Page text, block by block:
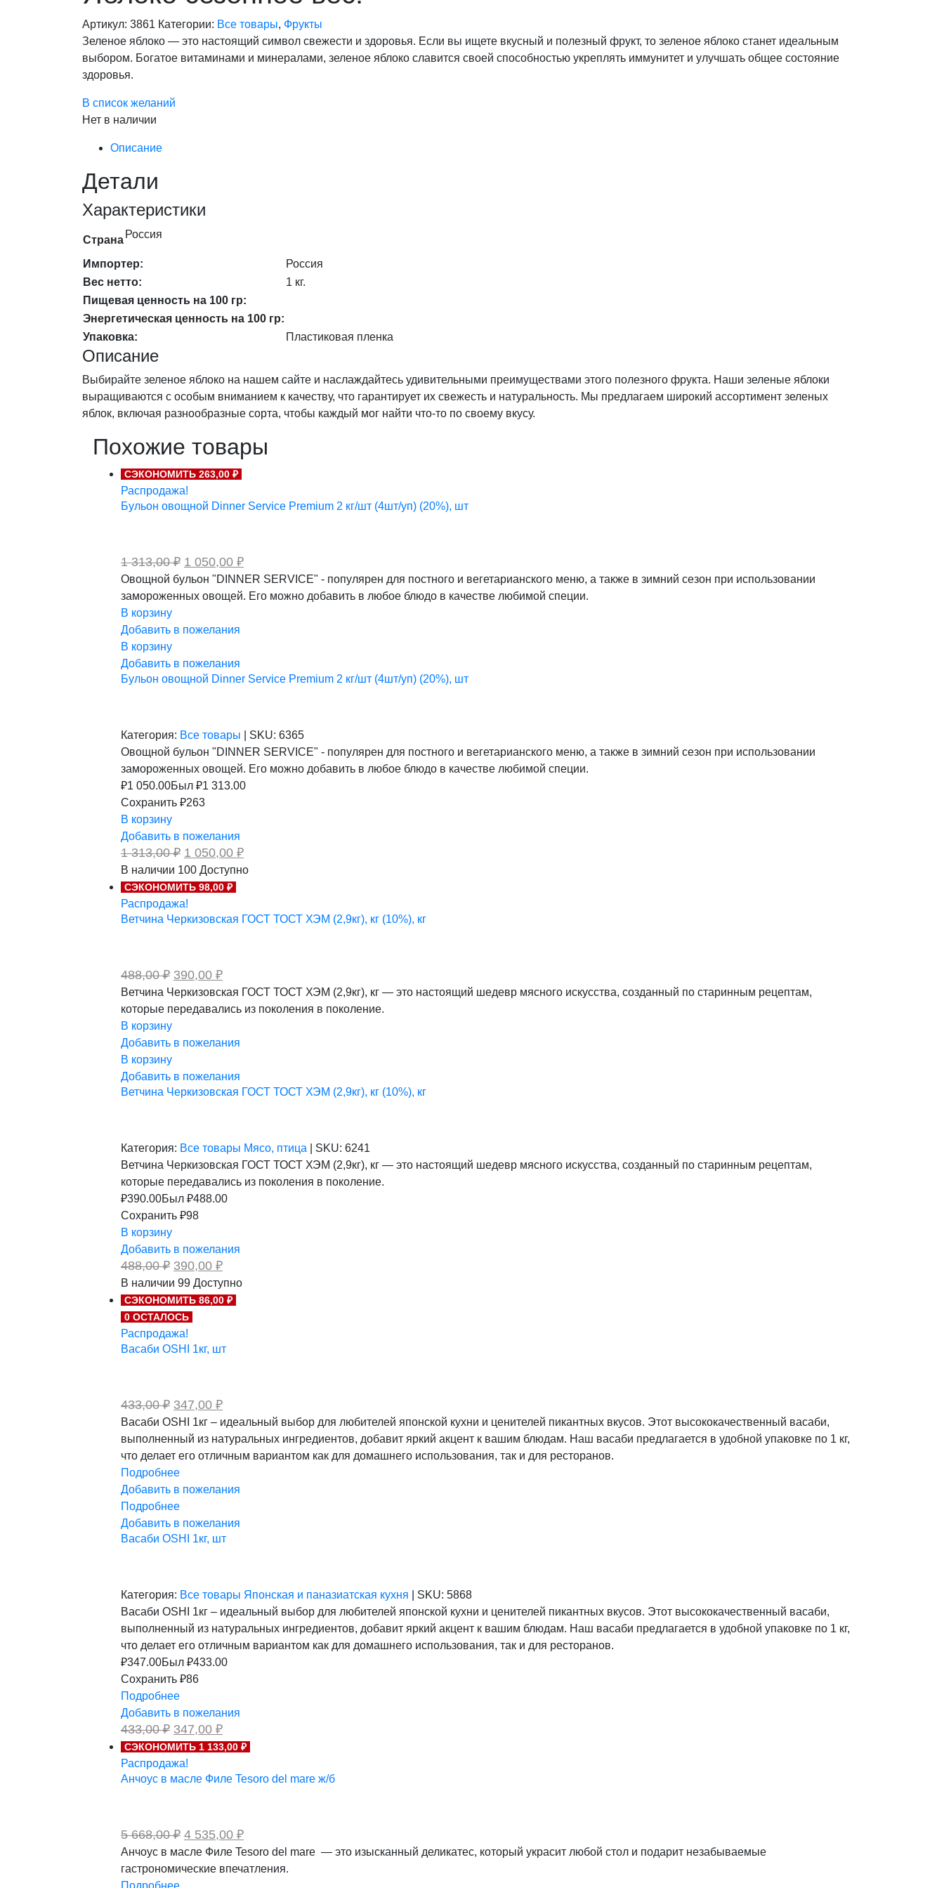
Артикул: 3861 Категории: Все товары, Фрукты
Зеленое яблоко — это настоящий символ свежести и здоровья. Если вы ищете вкусный и полезный фрукт, то зеленое яблоко станет идеальным
выбором. Богатое витаминами и минералами, зеленое яблоко славится своей способностью укреплять иммунитет и улучшать общее состояние
здоровья.
В список желаний
Нет в наличии
Описание
Детали
Характеристики
Страна Россия
Импортер:
Россия
Вес нетто:
1 кг.
Пищевая ценность на 100 гр:
Энергетическая ценность на 100 гр:
Упаковка:
Пластиковая пленка
Описание
Выбирайте зеленое яблоко на нашем сайте и наслаждайтесь удивительными преимуществами этого полезного фрукта. Наши зеленые яблоки
выращиваются с особым вниманием к качеству, что гарантирует их свежесть и натуральность. Мы предлагаем широкий ассортимент зеленых
яблок, включая разнообразные сорта, чтобы каждый мог найти что-то по своему вкусу.
Похожие товары
СЭКОНОМИТЬ 263,00 ₽
Распродажа!
Бульон овощной Dinner Service Premium 2 кг/шт (4шт/уп) (20%), шт
1 313,00₽ Первоначальная
цена
составляла
1
1 050,00 ₽Текущая
цена:
1
050,00 ₽.
Овощной бульон "DINNER SERVICE" - популярен для постного и вегетарианского меню, а также в зимний сезон при использовании
замороженных овощей. Его можно добавить в любое блюдо в качестве любимой специи.
В корзину
Добавить в пожелания
В корзину
Добавить в пожелания
Бульон овощной Dinner Service Premium 2 кг/шт (4шт/уп) (20%), шт
Категория: Все товары SKU: 6365
Овощной бульон "DINNER SERVICE" - популярен для постного и вегетарианского меню, а также в зимний сезон при использовании
замороженных овощей. Его можно добавить в любое блюдо в качестве любимой специи.
₽1 050.00Был ₽1 313.00
Сохранить ₽263
В корзину
Добавить в пожелания
1 313,00₽ Первоначальная
цена
составляла
1
313,00 ₽.
1 050,00 ₽Текущая
цена:
1
В наличии 100 Доступно
СЭКОНОМИТЬ 98,00 ₽
Распродажа!
Ветчина Черкизовская ГОСТ ТОСТ ХЭМ (2,9кг), кг (10%), кг
488,00₽ Первоначальная
цена
составляла
488,00 ₽.
390,00 ₽Текущая
цена:
390,00 ₽.
Ветчина Черкизовская ГОСТ ТОСТ ХЭМ (2,9кг), кг — это настоящий шедевр мясного искусства, созданный по старинным рецептам,
которые передавались из поколения в поколение.
В корзину
Добавить в пожелания
В корзину
Добавить в пожелания
Ветчина Черкизовская ГОСТ ТОСТ ХЭМ (2,9кг), кг (10%), кг
Категория: Все товары Мясо, птица SKU: 6241
Ветчина Черкизовская ГОСТ ТОСТ ХЭМ (2,9кг), кг — это настоящий шедевр мясного искусства, созданный по старинным рецептам,
которые передавались из поколения в поколение.
₽390.00Был ₽488.00
Сохранить ₽98
В корзину
Добавить в пожелания
488,00₽ Первоначальная
цена
составляла
488,00 ₽.
390,00 ₽Текущая
цена:
390,00 ₽.
В наличии 99 Доступно
СЭКОНОМИТЬ 86,00 ₽
0 ОСТАЛОСЬ
Распродажа!
Васаби OSHI 1кг, шт
433,00₽ Первоначальная
цена
составляла
433,00 ₽.
347,00 ₽Текущая
цена:
347,00 ₽.
Васаби OSHI 1кг – идеальный выбор для любителей японской кухни и ценителей пикантных вкусов. Этот высококачественный васаби,
выполненный из натуральных ингредиентов, добавит яркий акцент к вашим блюдам. Наш васаби предлагается в удобной упаковке по 1 кг,
что делает его отличным вариантом как для домашнего использования, так и для ресторанов.
Подробнее
Добавить в пожелания
Подробнее
Добавить в пожелания
Васаби OSHI 1кг, шт
Категория: Все товары Японская и паназиатская кухня SKU: 5868
Васаби OSHI 1кг – идеальный выбор для любителей японской кухни и ценителей пикантных вкусов. Этот высококачественный васаби,
выполненный из натуральных ингредиентов, добавит яркий акцент к вашим блюдам. Наш васаби предлагается в удобной упаковке по 1 кг,
что делает его отличным вариантом как для домашнего использования, так и для ресторанов.
₽347.00Был ₽433.00
Сохранить ₽86
Подробнее
Добавить в пожелания
433,00₽ Первоначальная
цена
составляла
433,00 ₽.
347,00 ₽Текущая
цена:
347,00 ₽.
СЭКОНОМИТЬ 1 133,00 ₽
Распродажа!
Анчоус в масле Филе Tesoro del mare ж/б
5 668,00₽ Первоначальная
цена
составляла
5
4 535,00 ₽Текущая
цена:
4
535,00 ₽.
Анчоус в масле Филе Tesoro del mare — это изысканный деликатес, который украсит любой стол и подарит незабываемые
гастрономические впечатления.
Подробнее